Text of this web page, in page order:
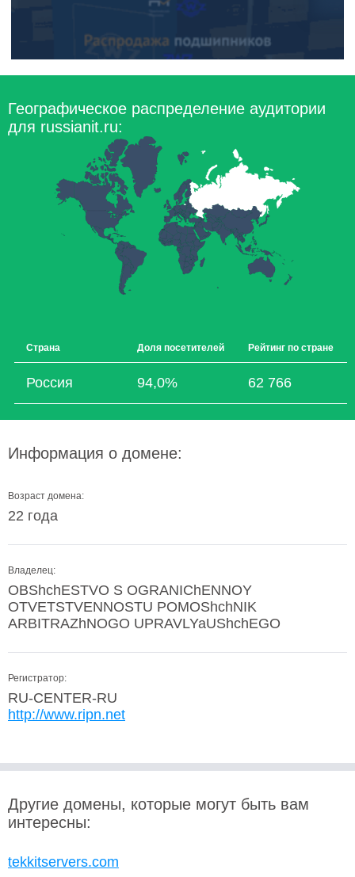
Географическое распределение аудитории
для russianit.ru:
Страна Доля посетителей Рейтинг по стране
Россия 94,0% 62 766
Информация о домене:
Возраст домена:
22 года
Владелец:
OBShchESTVO S OGRANIChENNOY
OTVETSTVENNOSTU POMOShchNIK
ARBITRAZhNOGO UPRAVLYaUShchEGO
Регистратор:
RU-CENTER-RU
http://www.ripn.net
Другие домены, которые могут быть вам
интересны:
tekkitservers.com